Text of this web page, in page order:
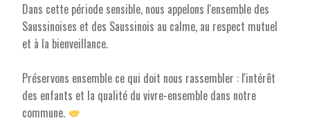
Dans cette période sensible, nous appelons l'ensemble des
Saussinoises et des Saussinois au calme, au respect mutuel
et à la bienveillance.
Préservons ensemble ce qui doit nous rassembler : l'intérêt
des enfants et la qualité du vivre-ensemble dans notre
commune.